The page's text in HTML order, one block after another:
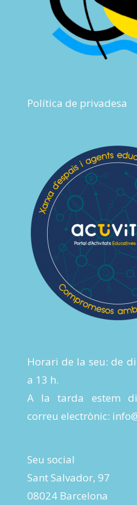
Política de privadesa
Horari de la seu: de
a 13 h.
A la tarda estem
correu electrònic:
Seu social
Sant Salvador, 97
08024 Barcelona